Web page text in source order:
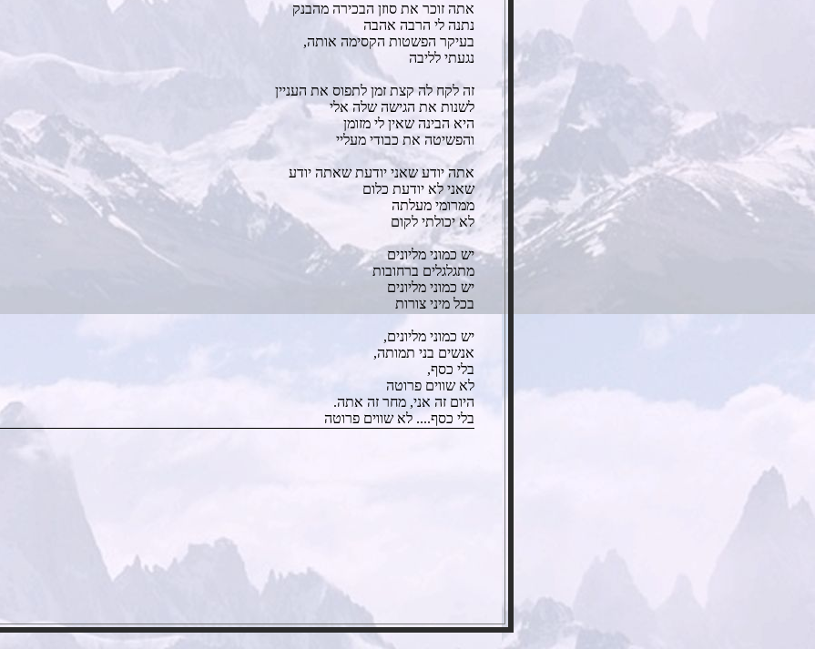
אתה זוכר את סוזן הבכירה מהבנק
נתנה לי הרבה אהבה
בעיקר הפשטות הקסימה אותה,
נגעתי לליבה
זה לקח לה קצת זמן לתפוס את העניין
לשנות את הגישה שלה אלי
היא הבינה שאין לי מזומן
והפשיטה את כבודי מעליי
אתה יודע שאני יודעת שאתה יודע
שאני לא יודעת כלום
ממרומי מעלתה
לא יכולתי לקום
יש כמוני מליונים
מתגלגלים ברחובות
יש כמוני מליונים
בכל מיני צורות
יש כמוני מליונים,
אנשים בני תמותה,
בלי כסף,
לא שווים פרוטה
היום זה אני, מחר זה אתה.
בלי כסף.... לא שווים פרוטה